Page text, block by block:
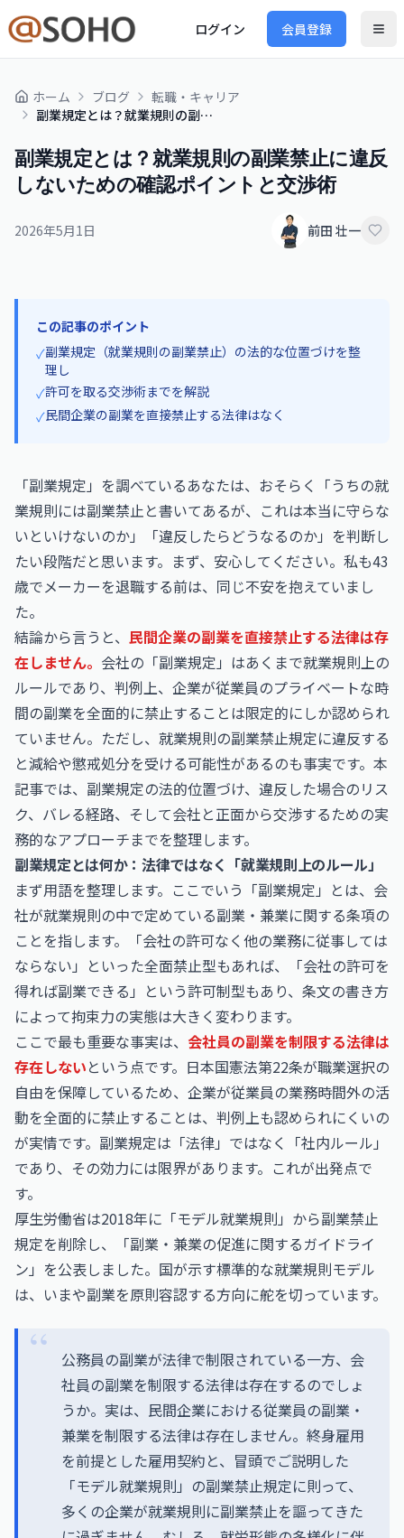
ログイン 会員登録
ホーム ブログ
転職・キャリア
副業規定とは？就業規則の副業禁止に違反しないための確認ポイントと交渉術
副業規定とは？就業規則の副業禁止に違反
しないための確認ポイントと交渉術
2026年5月1日 前田 壮一
この記事のポイント
✓副業規定（就業規則の副業禁止）の法的な位置づけを整
理し
✓許可を取る交渉術までを解説
✓民間企業の副業を直接禁止する法律はなく
「副業規定」を調べているあなたは、おそらく「うちの就
業規則には副業禁止と書いてあるが、これは本当に守らな
いといけないのか」「違反したらどうなるのか」を判断し
たい段階だと思います。まず、安心してください。私も43
歳でメーカーを退職する前は、同じ不安を抱えていまし
た。
結論から言うと、 民間企業の副業を直接禁止する法律は存
在しません。 会社の「副業規定」はあくまで就業規則上の
ルールであり、判例上、企業が従業員のプライベートな時
間の副業を全面的に禁止することは限定的にしか認められ
ていません。ただし、就業規則の副業禁止規定に違反する
と減給や懲戒処分を受ける可能性があるのも事実です。本
記事では、副業規定の法的位置づけ、違反した場合のリス
ク、バレる経路、そして会社と正面から交渉するための実
務的なアプローチまでを整理します。
副業規定とは何か：法律ではなく「就業規則上のルール」
まず用語を整理します。ここでいう「副業規定」とは、会
社が就業規則の中で定めている副業・兼業に関する条項の
ことを指します。「会社の許可なく他の業務に従事しては
ならない」といった全面禁止型もあれば、「会社の許可を
得れば副業できる」という許可制型もあり、条文の書き方
によって拘束力の実態は大きく変わります。
ここで最も重要な事実は、 会社員の副業を制限する法律は
存在しないという点です。日本国憲法第22条が職業選択の
自由を保障しているため、企業が従業員の業務時間外の活
動を全面的に禁止することは、判例上も認められにくいの
が実情です。副業規定は「法律」ではなく「社内ルール」
であり、その効力には限界があります。これが出発点で
す。
厚生労働省は2018年に「モデル就業規則」から副業禁止
規定を削除し、「副業・兼業の促進に関するガイドライ
ン」を公表しました。国が示す標準的な就業規則モデル
は、いまや副業を原則容認する方向に舵を切っています。
公務員の副業が法律で制限されている一方、会
社員の副業を制限する法律は存在するのでしょ
うか。実は、民間企業における従業員の副業・
兼業を制限する法律は存在しません。終身雇用
を前提とした雇用契約と、冒頭でご説明した
「モデル就業規則」の副業禁止規定に則って、
多くの企業が就業規則に副業禁止を謳ってきた